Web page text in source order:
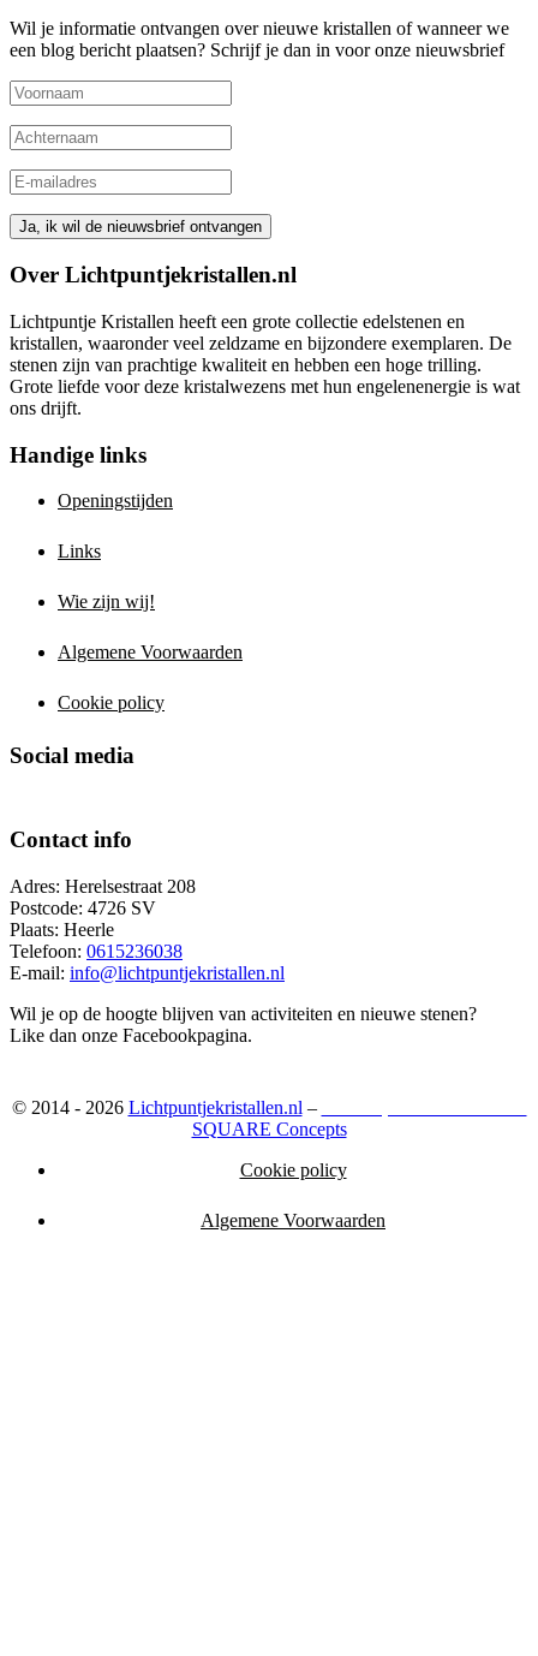
Wil je informatie ontvangen over nieuwe kristallen of wanneer we
een blog bericht plaatsen? Schrijf je dan in voor onze nieuwsbrief
Over Lichtpuntjekristallen.nl
Lichtpuntje Kristallen heeft een grote collectie edelstenen en
kristallen, waaronder veel zeldzame en bijzondere exemplaren. De
stenen zijn van prachtige kwaliteit en hebben een hoge trilling.
Grote liefde voor deze kristalwezens met hun engelenenergie is wat
ons drijft.
Handige links
Openingstijden
Links
Wie zijn wij!
Algemene Voorwaarden
Cookie policy
Social media
Contact info
Adres: Herelsestraat 208
Postcode: 4726 SV
Plaats: Heerle
Telefoon: 0615236038
E-mail: info@lichtpuntjekristallen.nl
Wil je op de hoogte blijven van activiteiten en nieuwe stenen?
Like dan onze Facebookpagina.
© 2014 - 2026 Lichtpuntjekristallen.nl –
SQUARE Concepts
Cookie policy
Algemene Voorwaarden